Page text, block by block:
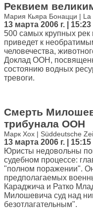
Реквием
Мария Кьяра Бонацци | La
13 марта 2006 г. | 15:23
500 самых крупных рек
приведет к
человечества,
Доклад ООН,
состоянию водных
тревоги.
Смерть
трибунала ООН
Марк Хох | Süddeutsche
13 марта 2006 г. | 15:15
Юристы недовольны
судебном процессе:
"полном поражении".
предполагаемых
Караджича и Ратко
Милошевича суд над
безотлагательным".